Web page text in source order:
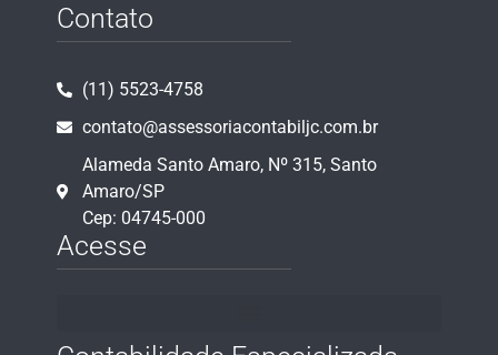
Contato
(11) 5523-4758
contato@assessoriacontabiljc.com.br
Alameda Santo Amaro, Nº 315, Santo
Amaro/SP
Cep: 04745-000
Acesse